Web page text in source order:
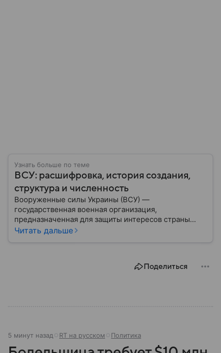
Узнать больше по теме
ВСУ: расшифровка, история создания,
структура и численность
Вооруженные силы Украины (ВСУ) —
государственная военная организация,
предназначенная для защиты интересов страны
военным путем. Была создана после
Читать дальше
Поделиться
5 минут назад RT на русском Политика